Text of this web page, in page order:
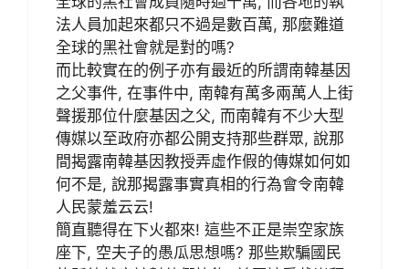
法人員加起來都只不過是數百萬, 那麼難道
全球的黑社會就是對的嗎?
而比較實在的例子亦有最近的所謂南韓基因
之父事件, 在事件中, 南韓有萬多兩萬人上街
聲援那位什麼基因之父, 而南韓有不少大型
傳媒以至政府亦都公開支持那些群眾, 說那
間揭露南韓基因教授弄虛作假的傳媒如何如
何不是, 說那揭露事實真相的行為會令南韓
人民蒙羞云云!
簡直聽得在下火都來! 這些不正是崇空家族
座下, 空夫子的愚瓜思想嗎? 那些欺騙國民